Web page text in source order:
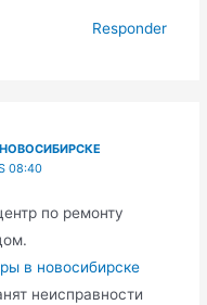
Responder
08:40
по ремонту
в новосибирске
неисправности